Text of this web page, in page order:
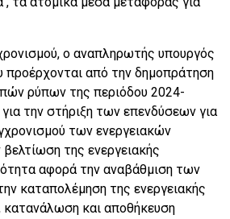
ο αναπληρωτής υπουργός
προέρχονται από την δημοπράτηση
ρύπων της περιόδου 2024-
την στήριξη των επενδύσεων για
των ενεργειακών
της ενεργειακής
αφορά την αναβάθμιση των
καταπολέμηση της ενεργειακής
και αποθήκευση